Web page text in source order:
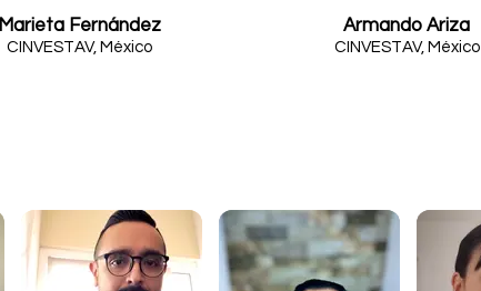
Marieta Fernández
CINVESTAV, México
Armando Ariza
CINVESTAV, México